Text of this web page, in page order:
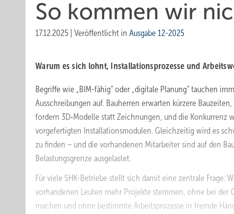
So kommen wir
17.12.2025 Veröffentlicht in Ausgabe 12-2025
Warum es sich lohnt, Installationsprozesse und
Begriffe wie „BIM-fähig“ oder „digitale Planung“ tauchen
Ausschreibungen auf. Bauherren erwarten ­kürzere
fordern 3D‑Modelle statt Zeichnungen, und die Konkurrenz
vorgefertigten Installationsmodulen. Gleichzeitig wird es
zu finden – und die vorhandenen Mitarbeiter sind auf den
Belastungsgrenze ausgelastet.
Für viele SHK-Betriebe stellt sich damit eine zentrale Frage:
vorhandenen Leuten mehr Projekte stemmen, ohne bei der
machen und ohne bestimmte Arbeitsprozesse in fremde